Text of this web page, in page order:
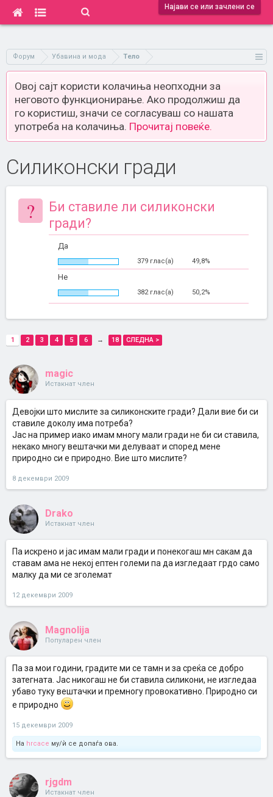
Најави се или зачлени се
Форум Убавина и мода Тело
Овој сајт користи колачиња неопходни за
неговото функционирање. Ако продолжиш да
го користиш, значи се согласуваш со нашата
употреба на колачиња. Прочитај повеќе.
Силиконски гради
?
Би ставиле ли силиконски
гради?
Да
379 глас(а) 49,8%
Не
382 глас(а) 50,2%
1 2 3 4 5 6 → 18 СЛЕДНА >
magic
Истакнат член
Девојки што мислите за силиконските гради? Дали вие би си
ставиле доколу има потреба?
Јас на пример иако имам многу мали гради не би си ставила,
некако многу вештачки ми делуваат и според мене
природно си е природно. Вие што мислите?
8 декември 2009
Drako
Истакнат член
Па искрено и јас имам мали гради и понекогаш мн сакам да
ставам ама не некој ептен големи па да изгледаат грдо само
малку да ми се зголемат
12 декември 2009
Magnolija
Популарен член
Па за мои години, градите ми се тамн и за среќа се добро
затегната. Јас никогаш не би ставила силикони, не изгледаа
убаво туку вештачки и премногу провокативно. Природно си
е природно
15 декември 2009
На hrcace му/ѝ се допаѓа ова.
rjgdm
Истакнат член